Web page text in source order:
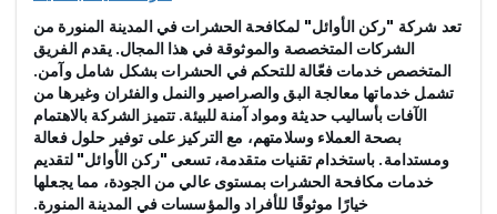
تعد شركة "ركن الأوائل" لمكافحة الحشرات في المدينة المنورة من
الشركات المتخصصة والموثوقة في هذا المجال. يقدم الفريق
المتخصص خدمات فعّالة للتحكم في الحشرات بشكل شامل وآمن.
تشمل خدماتها معالجة البق والصراصير والنمل والفئران وغيرها من
الآفات بأساليب حديثة ومواد آمنة للبيئة. تتميز الشركة بالاهتمام
بصحة العملاء وسلامتهم، مع التركيز على توفير حلول فعالة
ومستدامة. باستخدام تقنيات متقدمة، تسعى "ركن الأوائل" لتقديم
خدمات مكافحة الحشرات بمستوى عالي من الجودة، مما يجعلها
خيارًا موثوقًا للأفراد والمؤسسات في المدينة المنورة.